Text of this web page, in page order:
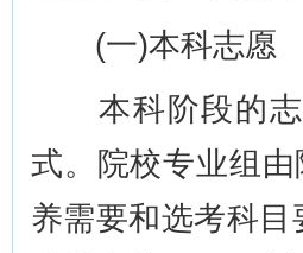
(一)本科志愿
本科阶段的志
式。院校专业组
养需要和选考科